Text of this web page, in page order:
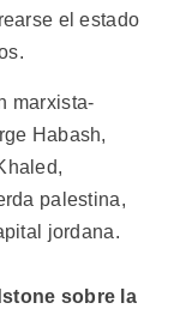
el estado
marxista-
Habash,
palestina,
jordana.
sobre la